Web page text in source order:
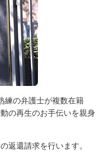
練の弁護士が複数在籍
の再生のお手伝いを親身
返還請求を行います。